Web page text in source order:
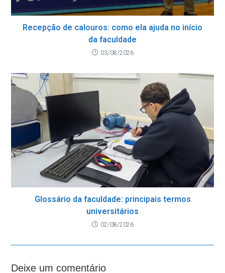
Recepção de calouros: como ela ajuda no início
da faculdade
03/08/2026
Glossário da faculdade: principais termos
universitários
02/08/2026
Deixe um comentário